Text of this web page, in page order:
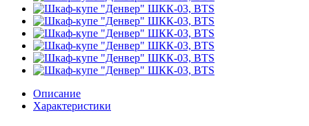
Описание
Характеристики